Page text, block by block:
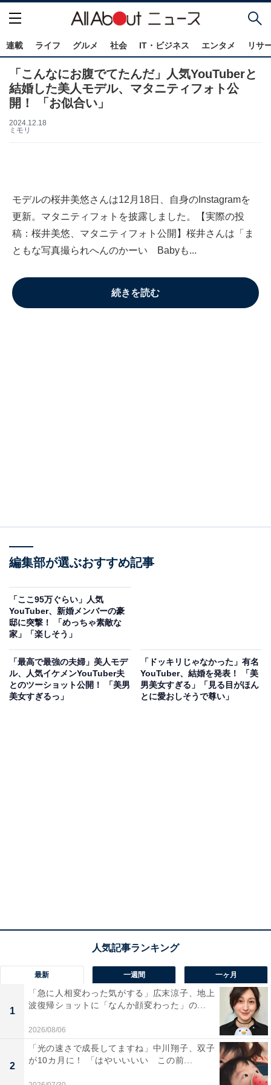
連載 ライフ グルメ 社会 IT・ビジネス エンタメ リサ
「こんなにお腹でてたんだ」人気YouTuberと
結婚した美人モデル、マタニティフォト公
開！ 「お似合い」
2024.12.18
ミモリ
モデルの桜井美悠さんは12月18日、自身のInstagramを
更新。マタニティフォトを披露しました。【実際の投
稿：桜井美悠、マタニティフォト公開】桜井さんは「ま
ともな写真撮られへんのかーい Babyも...
続きを読む
編集部が選ぶおすすめ記事
「ここ95万ぐらい」人気
YouTuber、新婚メンバーの豪
邸に突撃！ 「めっちゃ素敵な
家」「楽しそう」
「最高で最強の夫婦」美人モデ
ル、人気イケメンYouTuber夫
とのツーショット公開！ 「美男
美女すぎるっ」
「ドッキリじゃなかった」有名
YouTuber、結婚を発表！ 「美
男美女すぎる」「見る目がほん
とに愛おしそうで尊い」
最新 一週間 一ヶ月
1
「急に人相変わった気がする」広末涼子、地上
波復帰ショットに「なんか顔変わった」の...
2026/08/06
2
「光の速さで成長してますね」中川翔子、双子
が10カ月に！ 「はやいいいい この前...